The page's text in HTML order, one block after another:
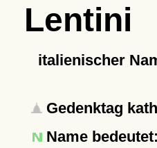
Lentini
italienischer
Gedenktag
Name bedeutet: